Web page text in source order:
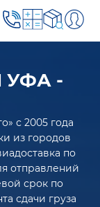
УФА -
с 2005 года
из городов
по
отправлений
срок по
сдачи груза